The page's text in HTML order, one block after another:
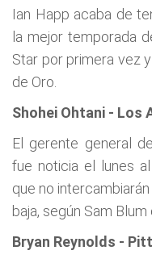
Ian Happ acaba de
la mejor temporada
Star por primera vez
de Oro.
Shohei Ohtani - Los
El gerente general
fue noticia el lunes
que no
baja, según Sam
Bryan Reynolds -